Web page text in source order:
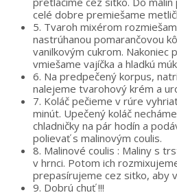
celé dobre premiešame
5. Tvaroh mixérom
nastrúhanou pomarančovou
vanilkovým cukrom. Nakoniec
vmiešame vajíčka a hladkú
6. Na predpečený korpus,
nalejeme tvarohový krém a
7. Koláč pečieme v rúre
minút. Upečený koláč
chladničky na pár hodín a
polievať s malinovým coulis.
8. Malinové coulis : Maliny s
v hrnci. Potom ich
prepasírujeme cez sitko, aby
9. Dobrú chuť !!!